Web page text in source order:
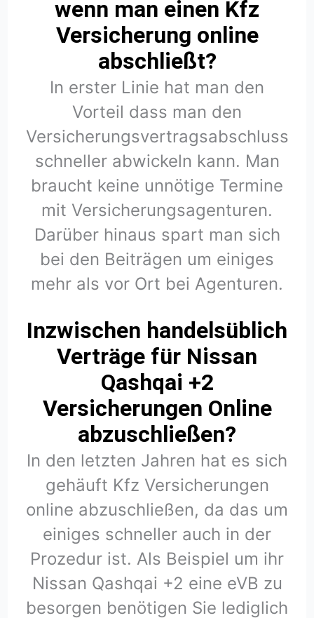
wenn man einen Kfz
Versicherung online
abschließt?
In erster Linie hat man den
Vorteil dass man den
Versicherungsvertragsabschluss
schneller abwickeln kann. Man
braucht keine unnötige Termine
mit Versicherungsagenturen.
Darüber hinaus spart man sich
bei den Beiträgen um einiges
mehr als vor Ort bei Agenturen.
Inzwischen handelsüblich
Verträge für Nissan
Qashqai +2
Versicherungen Online
abzuschließen?
In den letzten Jahren hat es sich
gehäuft Kfz Versicherungen
online abzuschließen, da das um
einiges schneller auch in der
Prozedur ist. Als Beispiel um ihr
Nissan Qashqai +2 eine eVB zu
besorgen benötigen Sie lediglich